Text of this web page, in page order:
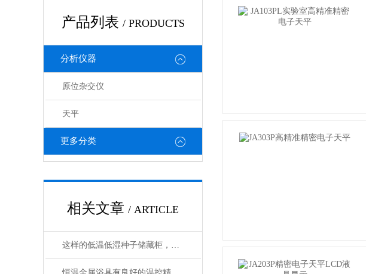
产品列表 / PRODUCTS
分析仪器
原位杂交仪
天平
更多分类
相关文章 / ARTICLE
这样的低温低湿种子储藏柜，您值得拥有